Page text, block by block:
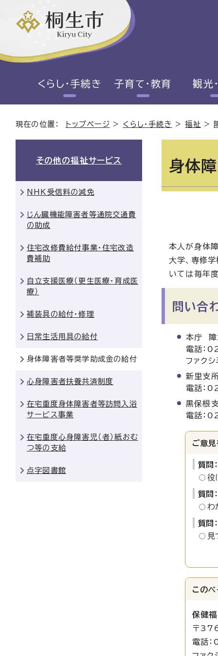
くらし・手続き 子育て・教育 観光
現在の位置： トップページ > くらし・手続き >福祉 >
身体
本人が身体
大学、専修
いては毎年
問い合
本庁 障
電話
ファク
新里支
電話
黒保根
電話
ご意
質問
質問
わ
質問
この
保健
〒
電話
その他の福祉サービス
NHK受信料の減免
じん臓機能障害者等通院交通費
の助成
住宅改修費給付事業・住宅改造
費補助
自立支援医療（更生医療・育成医
療）
補装具の給付・修理
日常生活用具の給付
身体障害者等奨学助成金の給付
心身障害者扶養共済制度
在宅重度身体障害者等訪問入浴
サービス事業
在宅重度心身障害児（者）紙おむ
つ等の支給
点字図書館